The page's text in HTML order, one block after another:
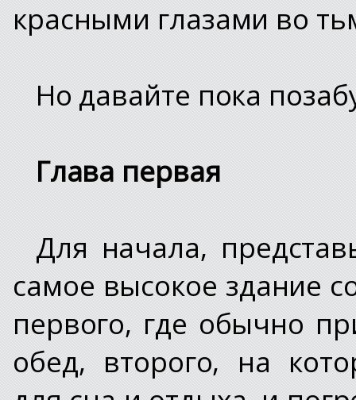
красными глазами во
Но давайте пока
Глава первая
Для начала,
самое высокое здание
первого, где обычно
обед, второго, на